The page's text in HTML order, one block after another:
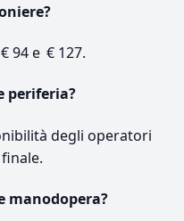
94 e € 127.
periferia?
degli operatori
manodopera?